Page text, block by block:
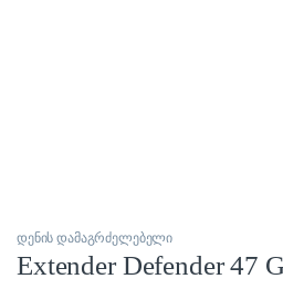
დენის დამაგრძელებელი
Extender Defender 47